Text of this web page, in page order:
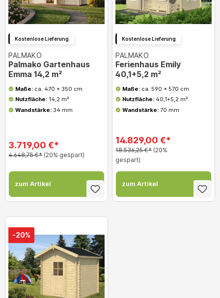
Kostenlose Lieferung
PALMAKO
Palmako Gartenhaus
Emma 14,2 m²
Maße: ca. 470 x 350 cm
Nutzfläche:14,2 m²
Wandstärke: 34 mm
3.719,00 €*
4.648,75 €* (20% gespart)
zum Artikel
Kostenlose Lieferung
PALMAKO
Ferienhaus Emily
40,1+5,2 m²
Maße: ca. 590 x 570 cm
Nutzfläche: 40,1+5,2 m²
Wandstärke:70 mm
14.829,00 €*
18.536,25 €* (20%
gespart)
zum Artikel
-20%